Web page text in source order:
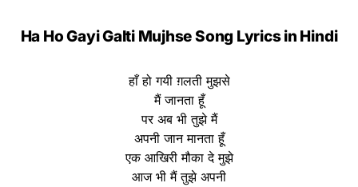
Ha Ho Gayi Galti Mujhse Song Lyrics in Hindi
हाँ हो गयी ग़लती मुझसे
मैं जानता हूँ
पर अब भी तुझे मैं
अपनी जान मानता हूँ
एक आखिरी मौका दे मुझे
आज भी मैं तुझे अपनी